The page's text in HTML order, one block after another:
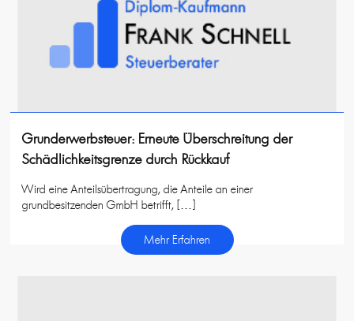
Grunderwerbsteuer: Erneute Überschreitung der
Schädlichkeitsgrenze durch Rückkauf
Wird eine Anteilsübertragung, die Anteile an einer
grundbesitzenden GmbH betrifft, […]
Mehr Erfahren